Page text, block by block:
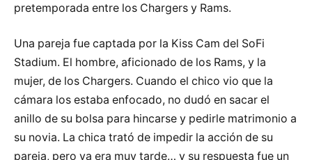
pretemporada entre los Chargers y Rams.
Una pareja fue captada por la Kiss Cam del SoFi
Stadium. El hombre, aficionado de los Rams, y la
mujer, de los Chargers. Cuando el chico vio que la
cámara los estaba enfocado, no dudó en sacar el
anillo de su bolsa para hincarse y pedirle matrimonio a
su novia. La chica trató de impedir la acción de su
pareja, pero ya era muy tarde… y su respuesta fue un